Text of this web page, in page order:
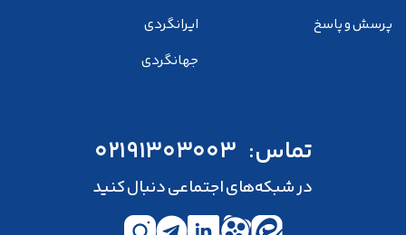
پرسش و پاسخ
ایرانگردی
جهانگردی
تماس: 02191303003
در شبکه‌های اجتماعی دنبال کنید